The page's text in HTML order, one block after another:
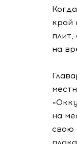
край
на
на
свою